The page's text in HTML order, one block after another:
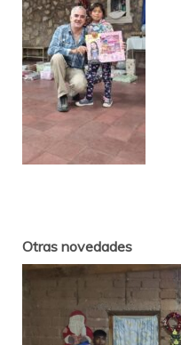
Otras novedades